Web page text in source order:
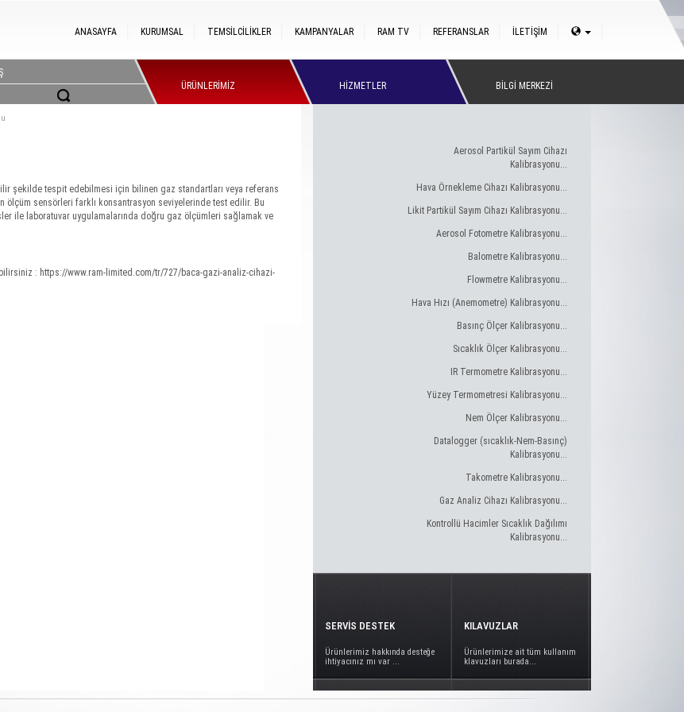
İLETİŞİM
REFERANSLAR
RAM TV
KAMPANYALAR
TEMSİLCİLİKLER
KURUMSAL
ANASAYFA
ÜRÜNLERİMİZ
HİZMETLER BİLGİ MERKEZİ
şekilde tespit edebilmesi için bilinen gaz standartları veya referans
ölçüm sensörleri farklı konsantrasyon seviyelerinde test edilir. Bu
ile laboratuvar uygulamalarında doğru gaz ölçümleri sağlamak ve
: https://www.ram-limited.com/tr/727/baca-gazi-analiz-cihazi-
Aerosol Partikül Sayım Cihazı
Kalibrasyonu...
Hava Örnekleme Cihazı Kalibrasyonu...
Likit Partikül Sayım Cihazı Kalibrasyonu...
Aerosol Fotometre Kalibrasyonu...
Balometre Kalibrasyonu...
Flowmetre Kalibrasyonu...
Hava Hızı (Anemometre) Kalibrasyonu...
Basınç Ölçer Kalibrasyonu...
Sıcaklık Ölçer Kalibrasyonu...
IR Termometre Kalibrasyonu...
Yüzey Termometresi Kalibrasyonu...
Nem Ölçer Kalibrasyonu...
Datalogger (sıcaklık-Nem-Basınç)
Kalibrasyonu...
Takometre Kalibrasyonu...
Gaz Analiz Cihazı Kalibrasyonu...
Kontrollü Hacimler Sıcaklık Dağılımı
Kalibrasyonu...
SERVİS DESTEK
Ürünlerimiz hakkında desteğe
ihtiyacınız mı var ...
KILAVUZLAR
Ürünlerimize ait tüm kullanım
klavuzları burada...